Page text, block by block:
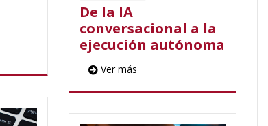
De la IA
conversacional a la
ejecución autónoma
Ver más